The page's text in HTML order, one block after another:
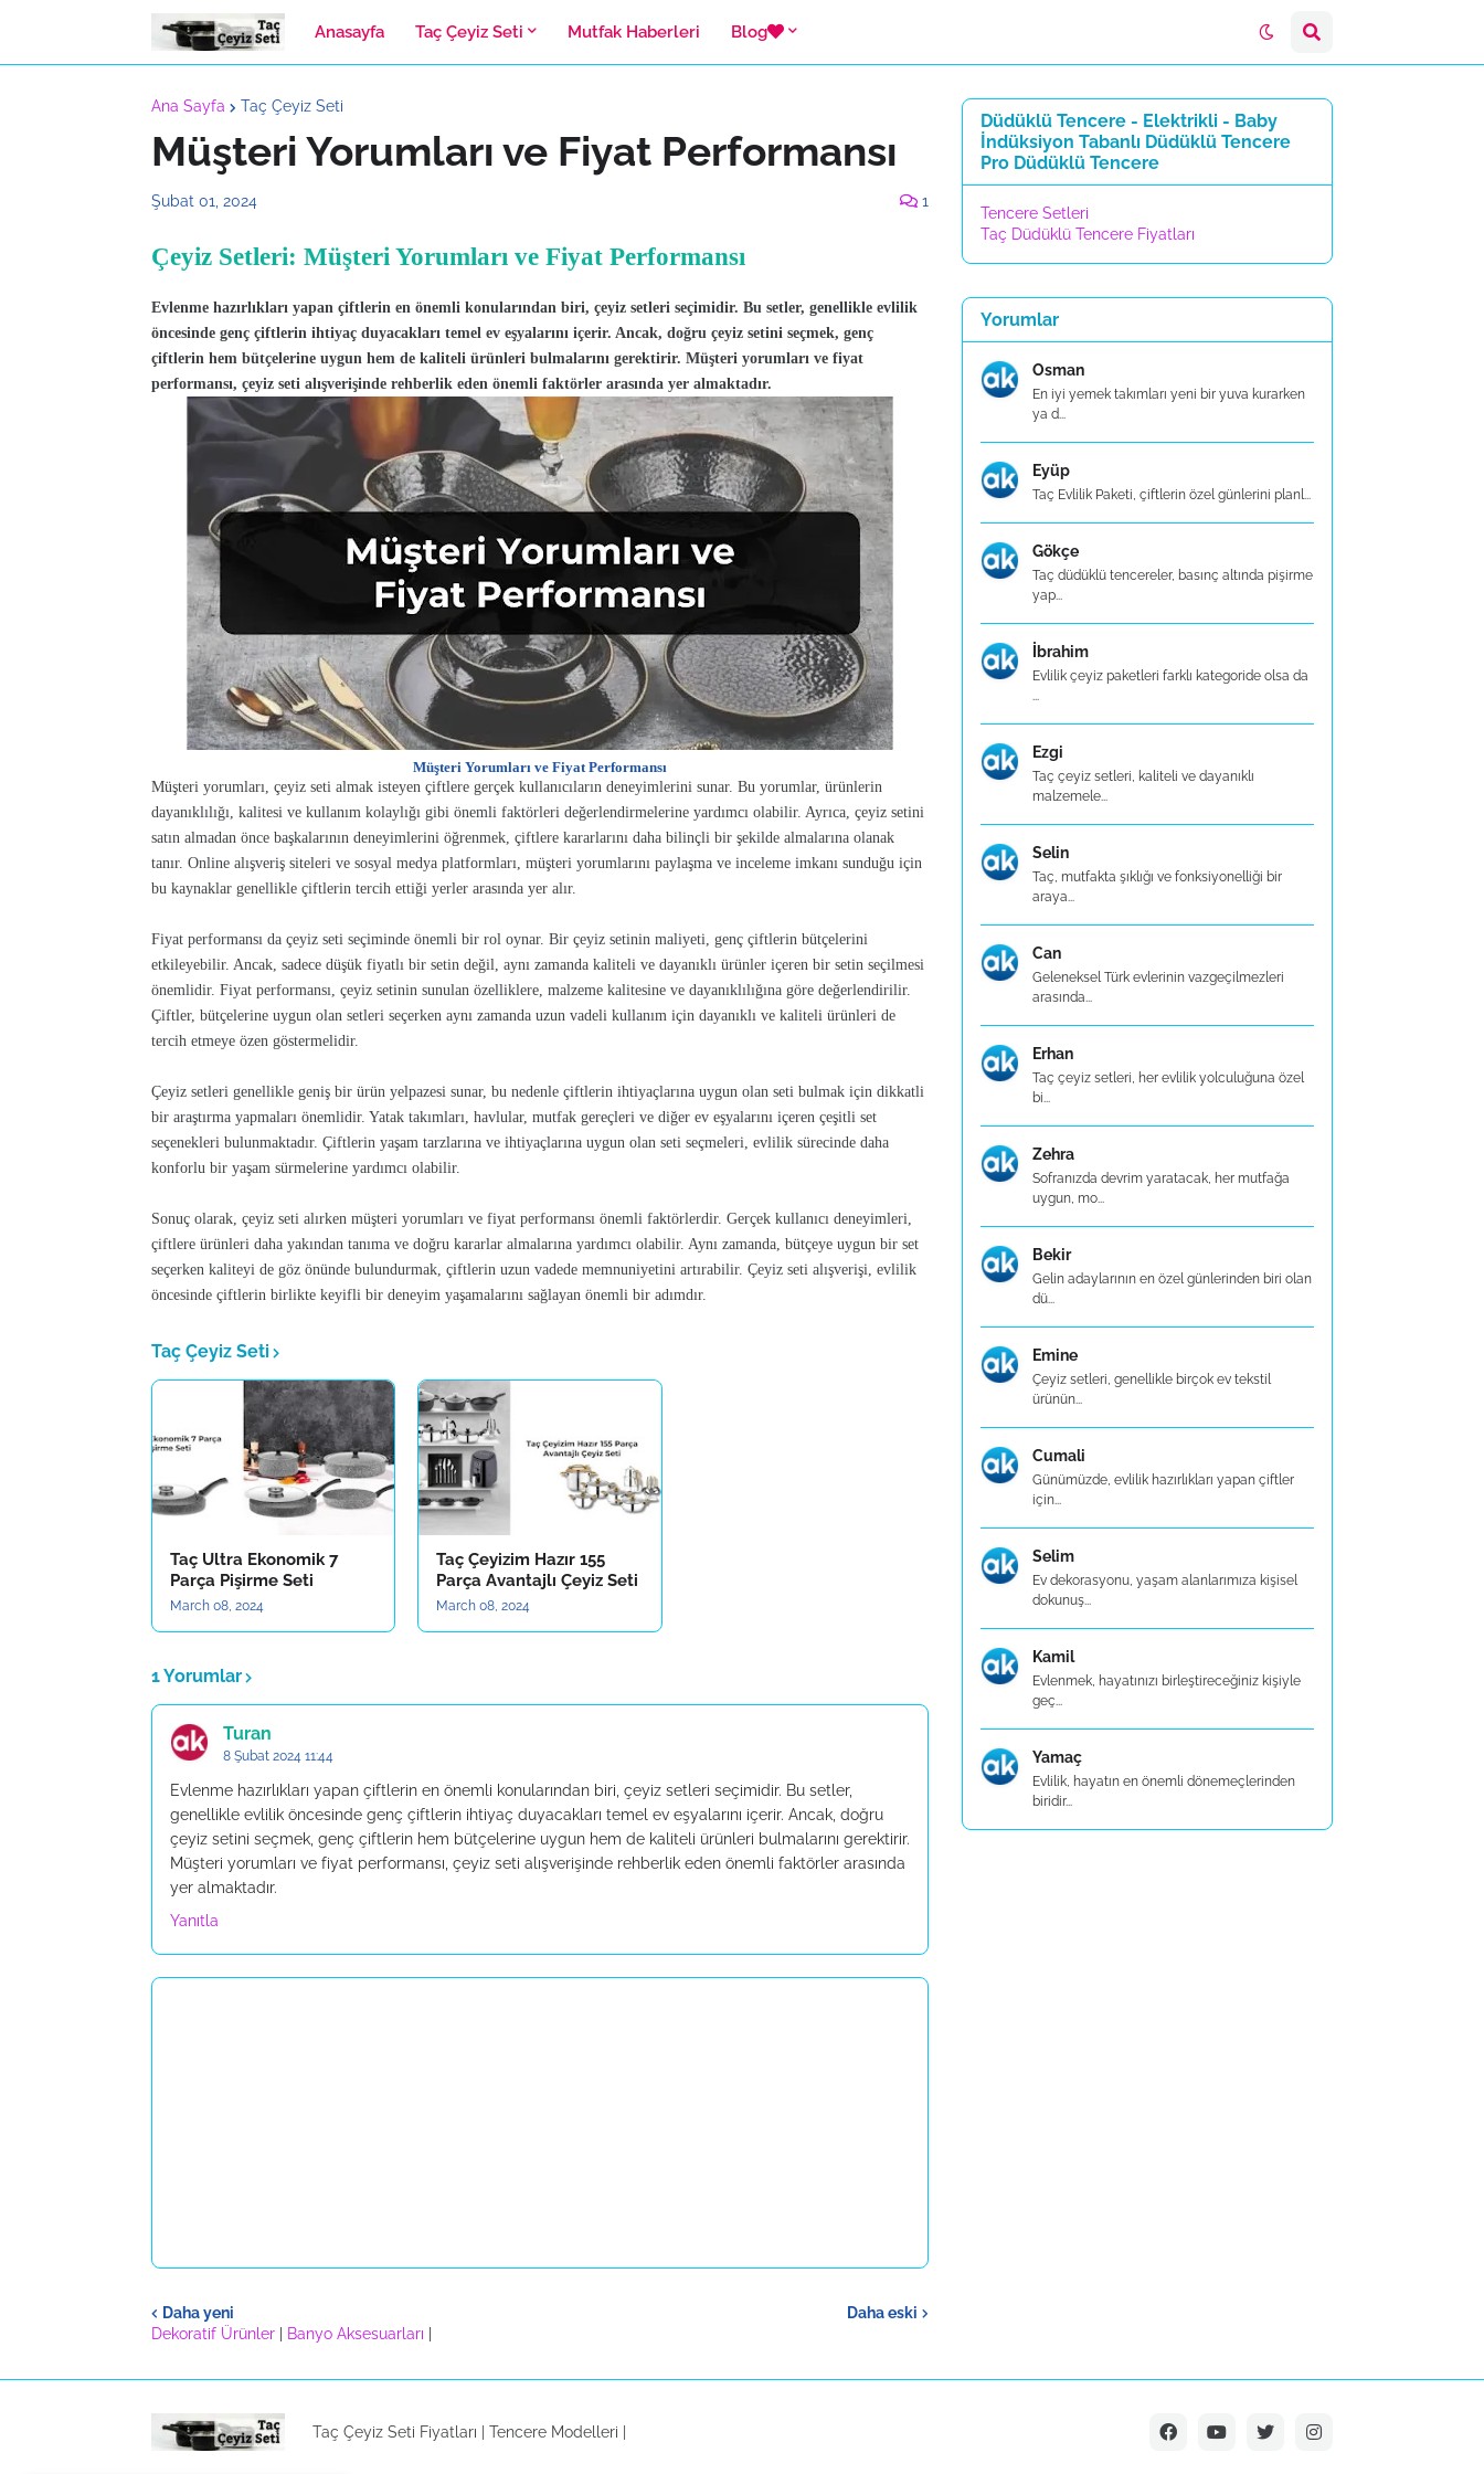
Anasayfa Taç Çeyiz Seti Mutfak Haberleri Blog
Ana Sayfa Taç Çeyiz Seti
Müşteri Yorumları ve Fiyat Performansı
Şubat 01, 2024 1
Çeyiz Setleri: Müşteri Yorumları ve Fiyat Performansı
Evlenme hazırlıkları yapan çiftlerin en önemli konularından biri, çeyiz setleri seçimidir. Bu setler, genellikle evlilik
öncesinde genç çiftlerin ihtiyaç duyacakları temel ev eşyalarını içerir. Ancak, doğru çeyiz setini seçmek, genç
çiftlerin hem bütçelerine uygun hem de kaliteli ürünleri bulmalarını gerektirir. Müşteri yorumları ve fiyat
performansı, çeyiz seti alışverişinde rehberlik eden önemli faktörler arasında yer almaktadır.
Müşteri Yorumları ve Fiyat Performansı
Müşteri yorumları, çeyiz seti almak isteyen çiftlere gerçek kullanıcıların deneyimlerini sunar. Bu yorumlar, ürünlerin
dayanıklılığı, kalitesi ve kullanım kolaylığı gibi önemli faktörleri değerlendirmelerine yardımcı olabilir. Ayrıca, çeyiz setini
satın almadan önce başkalarının deneyimlerini öğrenmek, çiftlere kararlarını daha bilinçli bir şekilde almalarına olanak
tanır. Online alışveriş siteleri ve sosyal medya platformları, müşteri yorumlarını paylaşma ve inceleme imkanı sunduğu için
bu kaynaklar genellikle çiftlerin tercih ettiği yerler arasında yer alır.
Fiyat performansı da çeyiz seti seçiminde önemli bir rol oynar. Bir çeyiz setinin maliyeti, genç çiftlerin bütçelerini
etkileyebilir. Ancak, sadece düşük fiyatlı bir setin değil, aynı zamanda kaliteli ve dayanıklı ürünler içeren bir setin seçilmesi
önemlidir. Fiyat performansı, çeyiz setinin sunulan özelliklere, malzeme kalitesine ve dayanıklılığına göre değerlendirilir.
Çiftler, bütçelerine uygun olan setleri seçerken aynı zamanda uzun vadeli kullanım için dayanıklı ve kaliteli ürünleri de
tercih etmeye özen göstermelidir.
Çeyiz setleri genellikle geniş bir ürün yelpazesi sunar, bu nedenle çiftlerin ihtiyaçlarına uygun olan seti bulmak için dikkatli
bir araştırma yapmaları önemlidir. Yatak takımları, havlular, mutfak gereçleri ve diğer ev eşyalarını içeren çeşitli set
seçenekleri bulunmaktadır. Çiftlerin yaşam tarzlarına ve ihtiyaçlarına uygun olan seti seçmeleri, evlilik sürecinde daha
konforlu bir yaşam sürmelerine yardımcı olabilir.
Sonuç olarak, çeyiz seti alırken müşteri yorumları ve fiyat performansı önemli faktörlerdir. Gerçek kullanıcı deneyimleri,
çiftlere ürünleri daha yakından tanıma ve doğru kararlar almalarına yardımcı olabilir. Aynı zamanda, bütçeye uygun bir set
seçerken kaliteyi de göz önünde bulundurmak, çiftlerin uzun vadede memnuniyetini artırabilir. Çeyiz seti alışverişi, evlilik
öncesinde çiftlerin birlikte keyifli bir deneyim yaşamalarını sağlayan önemli bir adımdır.
Taç Çeyiz Seti
Taç Ultra Ekonomik 7
Parça Pişirme Seti
March 08, 2024
Taç Çeyizim Hazır 155
Parça Avantajlı Çeyiz Seti
March 08, 2024
1 Yorumlar
Turan
8 Şubat 2024 11:44
Evlenme hazırlıkları yapan çiftlerin en önemli konularından biri, çeyiz setleri seçimidir. Bu setler,
genellikle evlilik öncesinde genç çiftlerin ihtiyaç duyacakları temel ev eşyalarını içerir. Ancak, doğru
çeyiz setini seçmek, genç çiftlerin hem bütçelerine uygun hem de kaliteli ürünleri bulmalarını gerektirir.
Müşteri yorumları ve fiyat performansı, çeyiz seti alışverişinde rehberlik eden önemli faktörler arasında
yer almaktadır.
Yanıtla
Daha yeni
Daha eski
Dekoratif Ürünler
Banyo Aksesuarları
Düdüklü Tencere - Elektrikli - Baby
İndüksiyon Tabanlı Düdüklü Tencere
Pro Düdüklü Tencere
Tencere Setleri
Taç Düdüklü Tencere Fiyatları
Yorumlar
Osman
En iyi yemek takımları yeni bir yuva kurarken
ya d...
Eyüp
Taç Evlilik Paketi, çiftlerin özel günlerini planl...
Gökçe
Taç düdüklü tencereler, basınç altında pişirme
yap...
İbrahim
Evlilik çeyiz paketleri farklı kategoride olsa da
...
Ezgi
Taç çeyiz setleri, kaliteli ve dayanıklı
malzemele...
Selin
Taç, mutfakta şıklığı ve fonksiyonelliği bir
araya...
Can
Geleneksel Türk evlerinin vazgeçilmezleri
arasında...
Erhan
Taç çeyiz setleri, her evlilik yolculuğuna özel
bi...
Zehra
Sofranızda devrim yaratacak, her mutfağa
uygun, mo...
Bekir
Gelin adaylarının en özel günlerinden biri olan
dü...
Emine
Çeyiz setleri, genellikle birçok ev tekstil
ürünün...
Cumali
Günümüzde, evlilik hazırlıkları yapan çiftler
için...
Selim
Ev dekorasyonu, yaşam alanlarımıza kişisel
dokunuş...
Kamil
Evlenmek, hayatınızı birleştireceğiniz kişiyle
geç...
Yamaç
Evlilik, hayatın en önemli dönemeçlerinden
biridir...
Taç Çeyiz Seti Fiyatları |Tencere Modelleri |